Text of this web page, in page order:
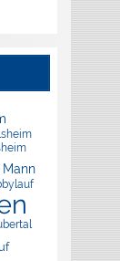
Mann